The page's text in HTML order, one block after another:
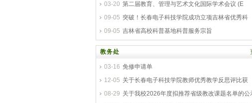
03-20 第二届教育、管理与艺术文化国际学术会议 (E
09-05 突破！长春电子科技学院成功立项吉林省优秀科
09-05 吉林省高校科普基地科普服务宗旨
教务处
03-16 免修申请单
12-05 关于长春电子科技学院教师优秀教学反思评比获
08-29 关于我校2026年度拟推荐省级教改课题名单的公